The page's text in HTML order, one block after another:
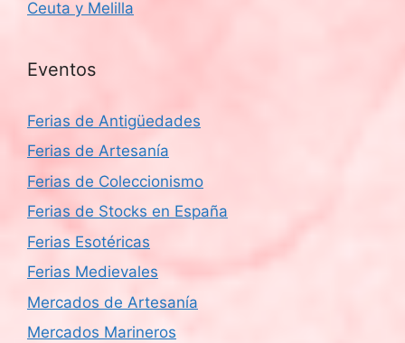
Ceuta y Melilla
Eventos
Ferias de Antigüedades
Ferias de Artesanía
Ferias de Coleccionismo
Ferias de Stocks en España
Ferias Esotéricas
Ferias Medievales
Mercados de Artesanía
Mercados Marineros